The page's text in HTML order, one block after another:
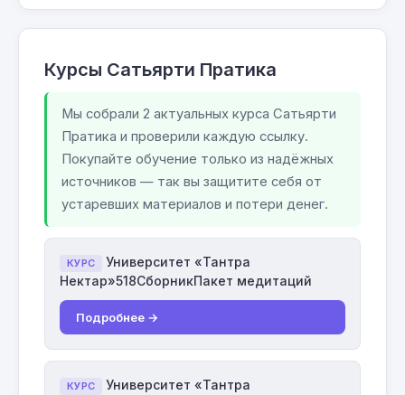
Курсы Сатьярти Пратика
Мы собрали 2 актуальных курса Сатьярти
Пратика и проверили каждую ссылку.
Покупайте обучение только из надёжных
источников — так вы защитите себя от
устаревших материалов и потери денег.
КУРС
Университет «Тантра
Нектар»518СборникПакет медитаций
Подробнее →
КУРС
Университет «Тантра